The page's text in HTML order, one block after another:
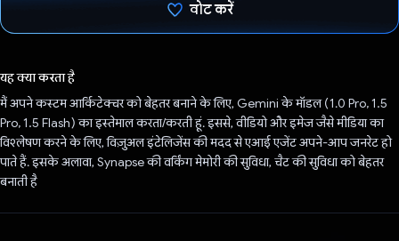
वोट करें
यह क्या करता है
मैं अपने कस्टम आर्किटेक्चर को बेहतर बनाने के लिए, Gemini के मॉडल (1.0 Pro, 1.5
Pro, 1.5 Flash) का इस्तेमाल करता/करती हूं. इससे, वीडियो और इमेज जैसे मीडिया का
विश्लेषण करने के लिए, विज़ुअल इंटेलिजेंस की मदद से एआई एजेंट अपने-आप जनरेट हो
पाते हैं. इसके अलावा, Synapse की वर्किंग मेमोरी की सुविधा, चैट की सुविधा को बेहतर
बनाती है